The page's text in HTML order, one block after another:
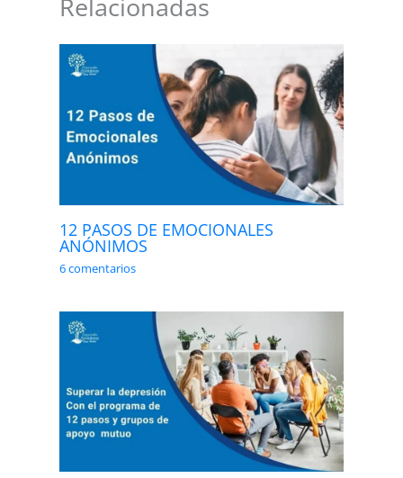
Relacionadas
12 PASOS DE EMOCIONALES
ANÓNIMOS
6 comentarios